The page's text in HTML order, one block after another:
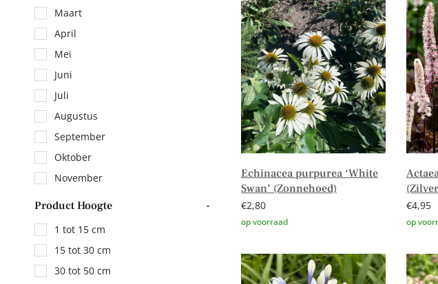
Maart
April
Mei
Juni
Juli
Augustus
September
Oktober
November
Product Hoogte -
1 tot 15 cm
15 tot 30 cm
30 tot 50 cm
Echinacea purpurea ‘White
Swan’ (Zonnehoed)
€2,80 €4,95